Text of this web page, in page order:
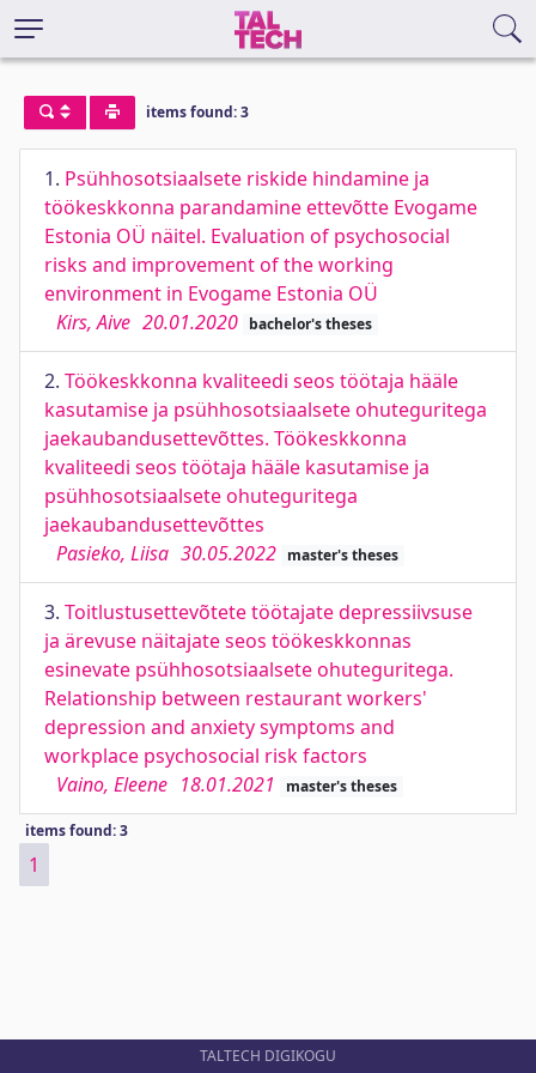
items found: 3
1. Psühhosotsiaalsete riskide hindamine ja
töökeskkonna parandamine ettevõtte Evogame
Estonia OÜ näitel. Evaluation of psychosocial
risks and improvement of the working
environment in Evogame Estonia OÜ
Kirs, Aive 20.01.2020 bachelor's theses
2. Töökeskkonna kvaliteedi seos töötaja hääle
kasutamise ja psühhosotsiaalsete ohuteguritega
jaekaubandusettevõttes. Töökeskkonna
kvaliteedi seos töötaja hääle kasutamise ja
psühhosotsiaalsete ohuteguritega
jaekaubandusettevõttes
Pasieko, Liisa 30.05.2022 master's theses
3. Toitlustusettevõtete töötajate depressiivsuse
ja ärevuse näitajate seos töökeskkonnas
esinevate psühhosotsiaalsete ohuteguritega.
Relationship between restaurant workers'
depression and anxiety symptoms and
workplace psychosocial risk factors
Vaino, Eleene 18.01.2021 master's theses
items found: 3
1
TALTECH DIGIKOGU